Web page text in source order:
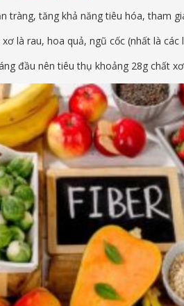
tràng, tăng khả năng tiêu hóa, tham
là rau, hoa quả, ngũ cốc (nhất là
đầu nên tiêu thụ khoảng 28g chất